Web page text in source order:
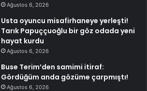
Ağustos 6, 2026
Usta oyuncu misafirhaneye yerleşti!
Tarık Papuççuoğlu bir göz odada yeni
hayat kurdu
Ağustos 6, 2026
Buse Terim’den samimi itiraf:
Gördüğüm anda gözüme çarpmıştı!
Ağustos 6, 2026